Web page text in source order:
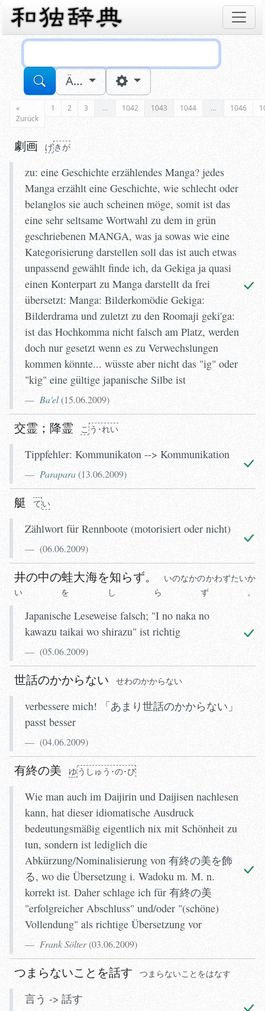
Ä…
«
Zurück
1 2 3 … 1042 1043 1044 … 1046
劇画 げきが
zu: eine Geschichte erzählendes Manga? jedes
Manga erzählt eine Geschichte, wie schlecht oder
belanglos sie auch scheinen möge, somit ist das
eine sehr seltsame Wortwahl zu dem in grün
geschriebenen MANGA, was ja sowas wie eine
Kategorisierung darstellen soll das ist auch etwas
unpassend gewählt finde ich, da Gekiga ja quasi
einen Konterpart zu Manga darstellt da frei
übersetzt: Manga: Bilderkomödie Gekiga:
Bilderdrama und zuletzt zu den Roomaji geki'ga:
ist das Hochkomma nicht falsch am Platz, werden
doch nur gesetzt wenn es zu Verwechslungen
kommen könnte... wüsste aber nicht das "ig" oder
"kig" eine gültige japanische Silbe ist
Ba'el(15.06.2009)
交霊 ； 降霊 こ う･れい
Tippfehler: Kommunikaton --> Kommunikation
Parapara(13.06.2009)
艇 てい
Zählwort für Rennboote (motorisiert oder nicht)
(06.06.2009)
井の中の蛙大海を知らず。
いのなかのかわずたいか
いをしらず。
Japanische Leseweise falsch; "I no naka no
kawazu taikai wo shirazu" ist richtig
(05.06.2009)
世話のかからない せわのかからない
verbessere mich! 「あまり世話のかからない」
passt besser
(04.06.2009)
有終の美 ゆ うしゅう･の･び
Wie man auch im Daijirin und Daijisen nachlesen
kann, hat dieser idiomatische Ausdruck
bedeutungsmäßig eigentlich nix mit Schönheit zu
tun, sondern ist lediglich die
Abkürzung/Nominalisierung von 有終の美を飾
る, wo die Übersetzung i. Wadoku m. M. n.
korrekt ist. Daher schlage ich für 有終の美
"erfolgreicher Abschluss" und/oder "(schöne)
Vollendung" als richtige Übersetzung vor
Frank Sölter(03.06.2009)
つまらないことを話す つまらないことをはなす
言う -> 話す